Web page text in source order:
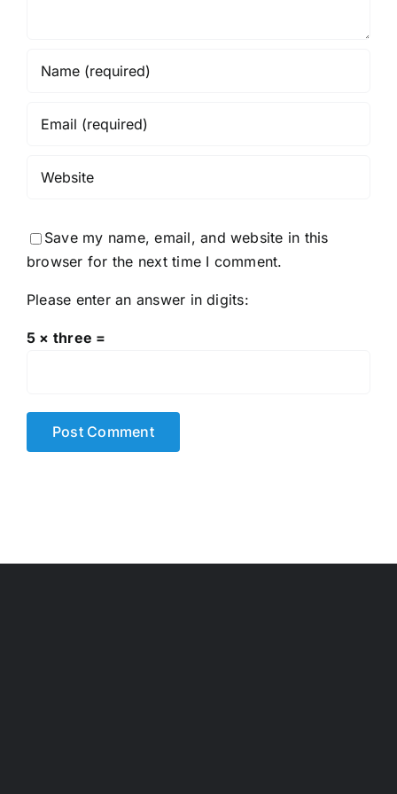
Save my name, email, and website in this
browser for the next time I comment.
Please enter an answer in digits:
5 × three =